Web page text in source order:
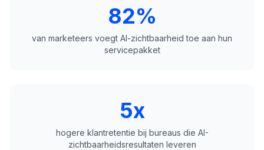
82%
van marketeers voegt AI-zichtbaarheid toe aan hun
servicepakket
5x
hogere klantretentie bij bureaus die AI-
zichtbaarheidsresultaten leveren